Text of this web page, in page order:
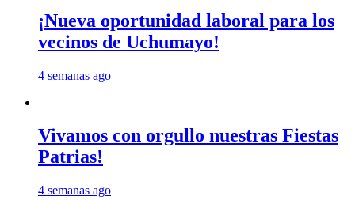
¡Nueva oportunidad laboral para los
vecinos de Uchumayo!
4 semanas ago
Vivamos con orgullo nuestras Fiestas
Patrias!
4 semanas ago